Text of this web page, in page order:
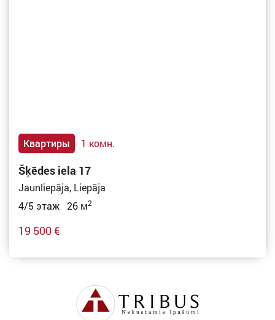
Квартиры 1 комн.
Šķēdes iela 17
Jaunliepāja, Liepāja
4/5 этаж 26 м2
19 500 €